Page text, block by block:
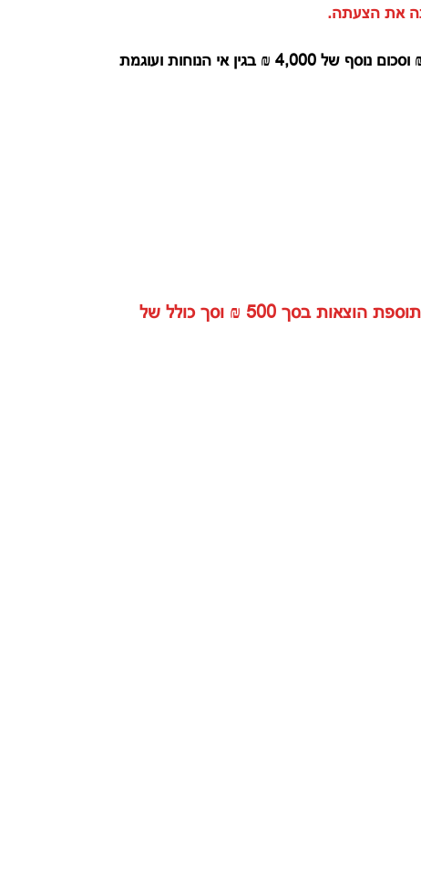
את הצעתה.
השופטת קבעה כי מקבלת את התביעה בחלקה ולחייב את חברת התעופה בפיצוי של שווי הטיולון בסך של 999 ₪ וסכום נוסף של 4,000 ₪ בגין אי הנוחות ועוגמת
בית משפט לתביעות קטנות בחדרה פסק כי על אל על לשלם לתובעת פיצוי כולל בסך של 4,999 ₪ בתוספת הוצאות בסך 500 ₪ וסך כולל של